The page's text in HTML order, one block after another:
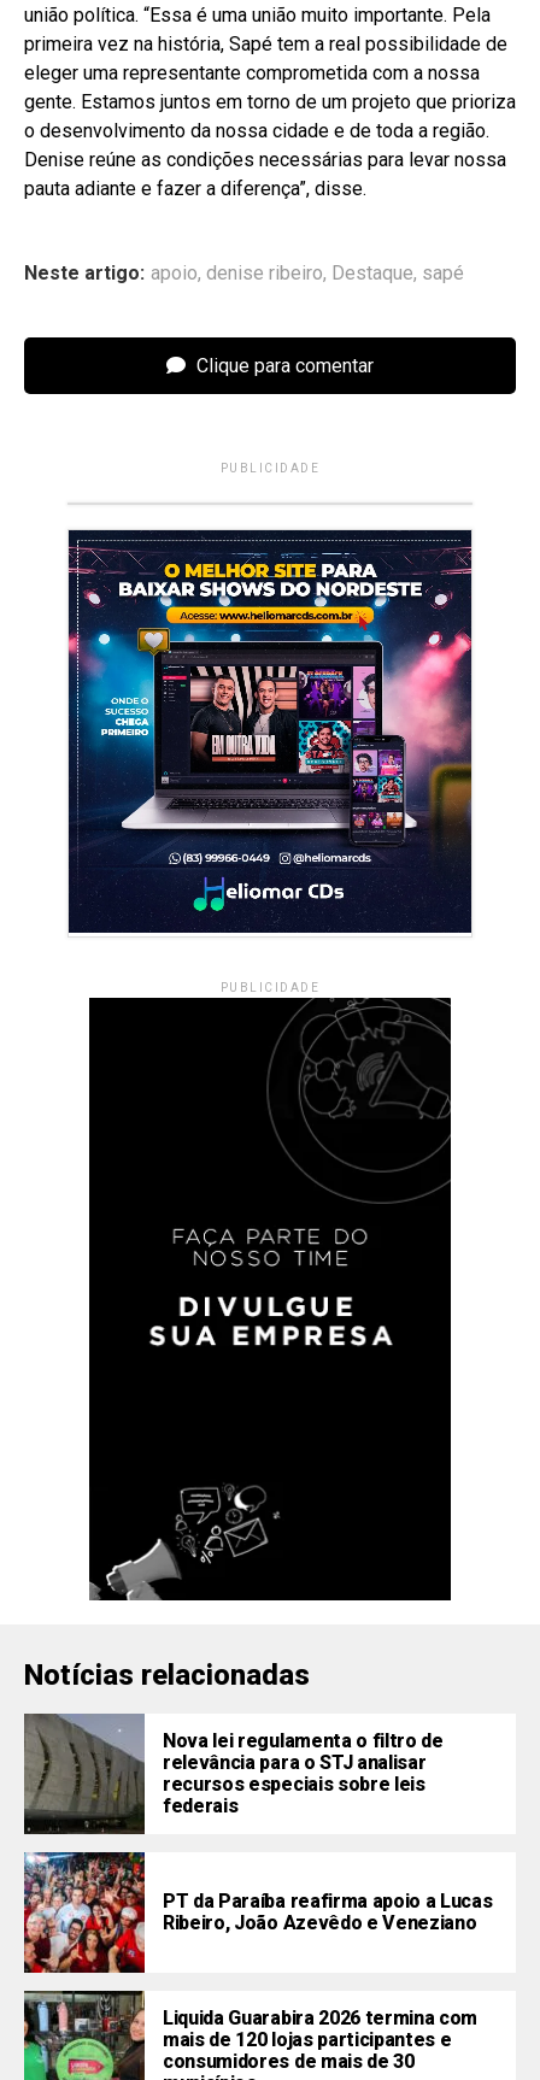
união política. “Essa é uma união muito importante. Pela
primeira vez na história, Sapé tem a real possibilidade de
eleger uma representante comprometida com a nossa
gente. Estamos juntos em torno de um projeto que prioriza
o desenvolvimento da nossa cidade e de toda a região.
Denise reúne as condições necessárias para levar nossa
pauta adiante e fazer a diferença”, disse.
Neste artigo: apoio, denise ribeiro, Destaque, sapé
Clique para comentar
PUBLICIDADE
PUBLICIDADE
Notícias relacionadas
Nova lei regulamenta o filtro de
relevância para o STJ analisar
recursos especiais sobre leis
federais
PT da Paraíba reafirma apoio a Lucas
Ribeiro, João Azevêdo e Veneziano
Liquida Guarabira 2026 termina com
mais de 120 lojas participantes e
consumidores de mais de 30